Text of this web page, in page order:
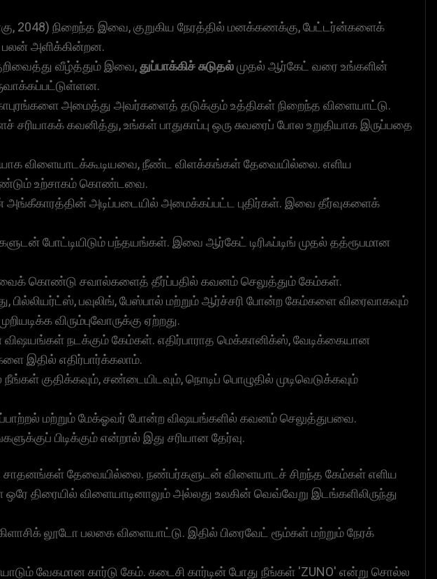
2048) நிறைந்த இவை, குறுகிய நேரத்தில் மனக்கணக்கு, பேட்டர்ன்களைக்
பலன் அளிக்கின்றன.
வீழ்த்தும் இவை,துப்பாக்கிச் சுடுதல்முதல் ஆர்கேட் வரை உங்களின்
அமைத்து அவர்களைத் தடுக்கும் உத்திகள் நிறைந்த விளையாட்டு.
கவனித்து, உங்கள் பாதுகாப்பு ஒரு சுவரைப் போல உறுதியாக இருப்பதை
விளையாடக்கூடியவை, நீண்ட விளக்கங்கள் தேவையில்லை. எளிய
உற்சாகம் கொண்டவை.
அங்கீகாரத்தின் அடிப்படையில் அமைக்கப்பட்ட புதிர்கள். இவை தீர்வுகளைக்
போட்டியிடும் பந்தயங்கள். இவை ஆர்கேட் டிரிஃப்டிங் முதல் தத்ரூபமான
கொண்டு சவால்களைத் தீர்ப்பதில் கவனம் செலுத்தும் கேம்கள்.
பில்லியர்ட்ஸ், பவுலிங், பேஸ்பால் மற்றும் ஆர்ச்சரி போன்ற கேம்களை விரைவாகவும்
விரும்புவோருக்கு ஏற்றது.
விஷயங்கள் நடக்கும் கேம்கள். எதிர்பாராத மெக்கானிக்ஸ், வேடிக்கையான
இதில் எதிர்பார்க்கலாம்.
குதிக்கவும், சண்டையிடவும், நொடிப் பொழுதில் முடிவெடுக்கவும்
மற்றும் மேக்ஓவர் போன்ற விஷயங்களில் கவனம் செலுத்துபவை.
பிடிக்கும் என்றால் இது சரியான தேர்வு.
சாதனங்கள் தேவையில்லை. நண்பர்களுடன் விளையாடச் சிறந்த கேம்கள் எளிய
திரையில் விளையாடினாலும் அல்லது உலகின் வெவ்வேறு இடங்களிலிருந்து
லூடோ பலகை விளையாட்டு. இதில் பிரைவேட் ரூம்கள் மற்றும் நேரக்
வேகமான கார்டு கேம். கடைசி கார்டின் போது நீங்கள் 'ZUNO' என்று சொல்ல